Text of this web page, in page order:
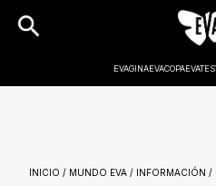
EVAGINAEVACOPA
INICIO / MUNDO EVA / INFORMACIÓN /